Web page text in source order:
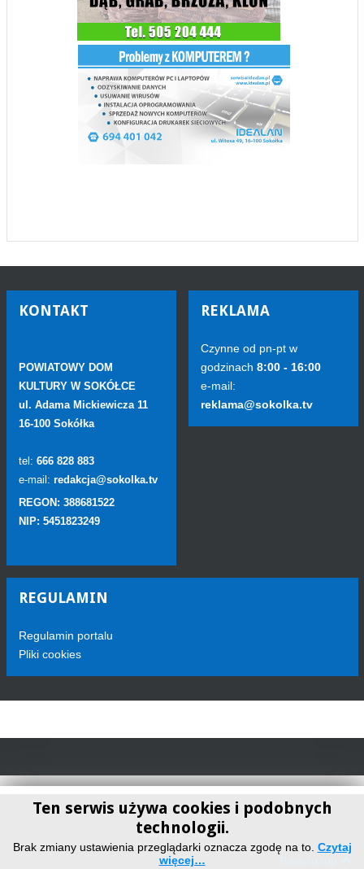
KONTAKT
POWIATOWY DOM
KULTURY W SOKÓŁCE
ul. Adama Mickiewicza 11
16-100 Sokółka
tel: 666 828 883
e-mail: redakcja@sokolka.tv
REGON: 388681522
NIP: 5451823249
REKLAMA
Czynne od pn-pt w
godzinach 8:00 - 16:00
e-mail:
reklama@sokolka.tv
REGULAMIN
Regulamin portalu
Pliki cookies
Ten serwis używa cookies i podobnych
technologii.
Brak zmiany ustawienia przeglądarki oznacza zgodę na to. Czytaj
więcej…
Telewizja Sokółka